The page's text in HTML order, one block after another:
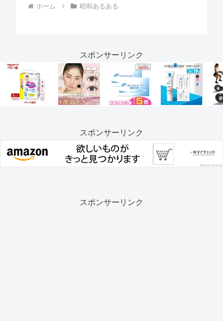
ホーム 昭和あるある
スポンサーリンク
スポンサーリンク
スポンサーリンク